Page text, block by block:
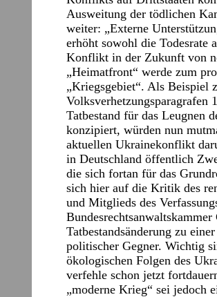
Ausweitung der tödlichen
weiter: „Externe
erhöht sowohl die Todesrate
Konflikt in der Zukunft von
„Heimatfront“ werde zum
„Kriegsgebiet“. Als Beispiel
Volksverhetzungsparagrafen
Tatbestand für das Leugnen
konzipiert, würden nun
aktuellen Ukrainekonflikt
in Deutschland öffentlich
die sich fortan für das
sich hier auf die Kritik des
und Mitglieds des
Tatbestandsänderung zu
politischer Gegner. Wichtig
ökologischen Folgen des
verfehle schon jetzt
„moderne Krieg“ sei jedoch